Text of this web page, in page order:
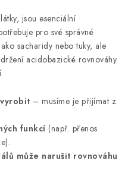
jsou esenciální
pro své správné
sacharidy nebo tuky, ale
acidobazické rovnováhy
– musíme je přijímat z
funkcí (např. přenos
může narušit rovnováhu